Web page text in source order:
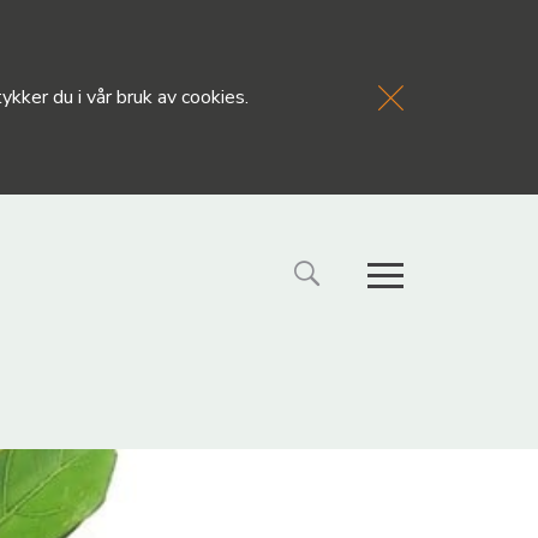
du i vår bruk av cookies.